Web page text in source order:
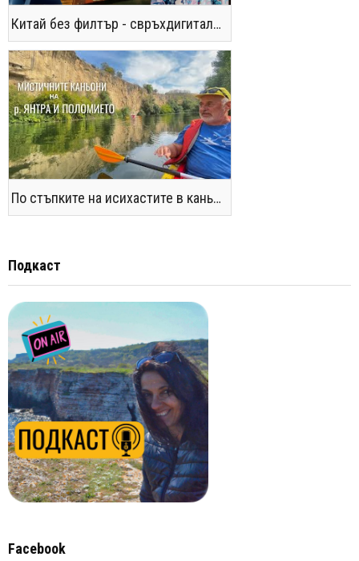
Китай без филтър - свръхдигитален, магнетичен, парадоксален
По стъпките на исихастите в каньоните на р. Янтра и Поломието
Подкаст
Facebook